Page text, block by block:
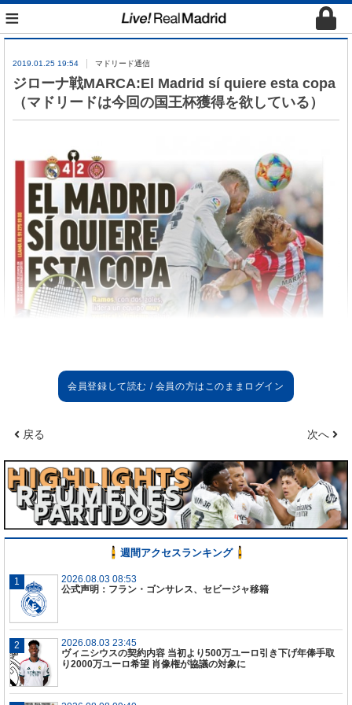
≡
2019.01.25 19:54 マドリード通信
ジローナ戦MARCA:El Madrid sí quiere esta copa
（マドリードは今回の国王杯獲得を欲している）
戻る 次へ
週間アクセスランキング
2026.08.03 08:53
公式声明：フラン・ゴンサレス、セビージャ移籍
2026.08.03 23:45
ヴィニシウスの契約内容 当初より500万ユーロ引き下げ年俸手取
り2000万ユーロ希望 肖像権が協議の対象に